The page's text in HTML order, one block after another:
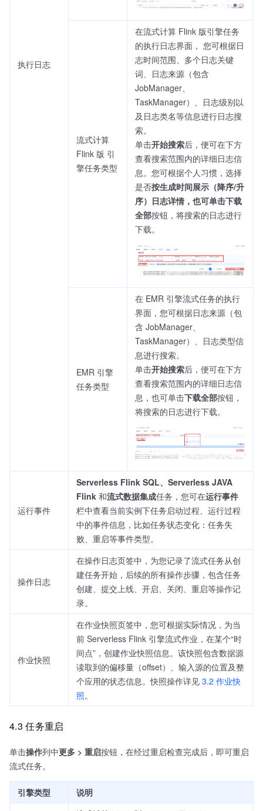
执行日志
流式计算
Flink 版 引
擎任务类型
在流式计算 Flink 版引擎任务
的执行日志界面， 您可根据日
志时间范围、多个日志关键
词、日志来源（包含
JobManager、
TaskManager）、日志级别以
及日志类名等信息进行日志搜
索。
单击开始搜索后，便可在下方
查看搜索范围内的详细日志信
息。您可根据个人习惯，选择
是否按生成时间展示（降序/升
序） 日志详情，也可单击下载
全部按钮，将搜索的日志进行
下载。
EMR 引擎
任务类型
在 EMR 引擎流式任务的执行
界面，您可根据日志来源（包
含 JobManager、
TaskManager）、日志类型信
息进行搜索。
单击开始搜索后，便可在下方
查看搜索范围内的详细日志信
息，也可单击下载全部按钮，
将搜索的日志进行下载。
运行事件
Serverless Flink SQL、Serverless JAVA
Flink 和流式数据集成任务，您可在运行事件
栏中查看当前实例下任务启动过程、运行过程
中的事件信息，比如任务状态变化：任务失
败、重启等事件类型。
操作日志
在操作日志页签中，为您记录了流式任务从创
建任务开始，后续的所有操作步骤，包含任务
创建、提交上线、开启、关闭、重启等操作记
录。
作业快照
在作业快照页签中，您可根据实际情况，为当
前 Serverless Flink 引擎流式作业，在某个“时
间点”，创建作业快照信息。该快照包含数据源
读取到的偏移量（offset）、输入源的位置及整
个应用的状态信息。快照操作详见 3.2 作业快
照。
4.3 任务重启
单击操作列中更多 > 重启按钮，在经过重启检查完成后，即可重启
流式任务。
引擎类型 说明